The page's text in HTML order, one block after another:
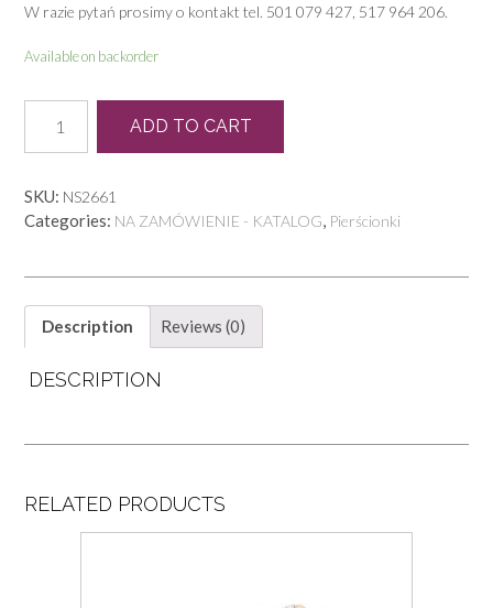
W razie pytań prosimy o kontakt tel. 501 079 427, 517 964 206.
Available on backorder
0863
quantity
ADD TO CART
SKU: NS2661
Categories: NA ZAMÓWIENIE - KATALOG, Pierścionki
Description Reviews (0)
DESCRIPTION
RELATED PRODUCTS